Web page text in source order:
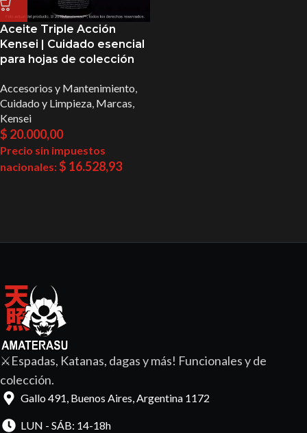
Aceite Triple Acción
Kensei | Cuidado esencial
para hojas de colección
Accesorios y Mantenimiento,
Cuidado y Limpieza, Marcas,
Kensei
$ 20.000,00
Precio sin impuestos
nacionales:$ 16.528,93
⚔️Espadas, Katanas, dagas y más! Funcionales y de
colección.
Gallo 491, Buenos Aires, Argentina 1172
LUN - SÁB: 14-18h